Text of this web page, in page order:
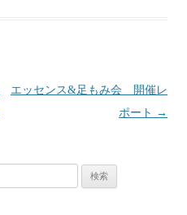
エッセンス&足もみ会 開催レ
ポート →